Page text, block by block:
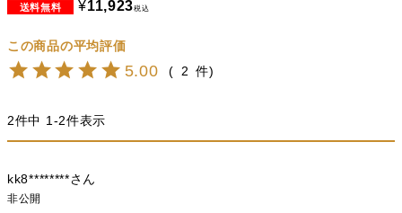
¥11,923税込
5.00 2
2件中 1-2件表示
kk8********
非公開